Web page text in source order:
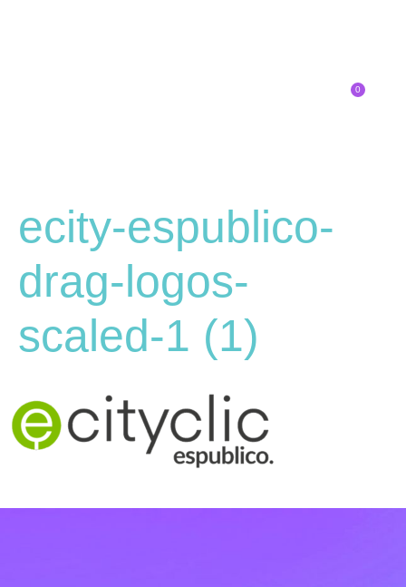
0
ecity-espublico-
drag-logos-
scaled-1 (1)